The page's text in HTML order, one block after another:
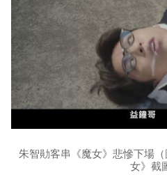
朱智勛客串《魔女》悲慘下場
女》截